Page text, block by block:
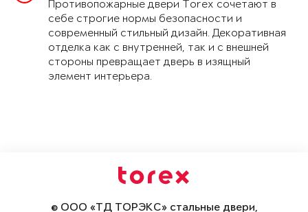
Противопожарные двери Torex сочетают в
себе строгие нормы безопасности и
современный стильный дизайн. Декоративная
отделка как с внутренней, так и с внешней
стороны превращает дверь в изящный
элемент интерьера.
© ООО «ТД ТОРЭКС» стальные двери,